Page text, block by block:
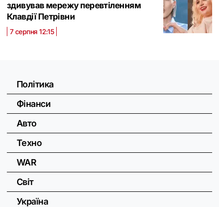
здивував мережу перевтіленням
Клавдії Петрівни
7 серпня 12:15
Політика
Фінанси
Авто
Техно
WAR
Світ
Україна